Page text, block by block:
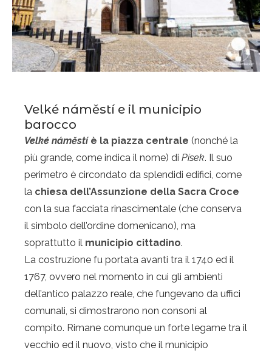
Velké náměstí e il municipio
barocco
Velké náměstíè la piazza centrale (nonché la
più grande, come indica il nome) di Písek. Il suo
perimetro è circondato da splendidi edifici, come
la chiesa dell’Assunzione della Sacra Croce
con la sua facciata rinascimentale (che conserva
il simbolo dell’ordine domenicano), ma
soprattutto il municipio cittadino.
La costruzione fu portata avanti tra il 1740 ed il
1767, ovvero nel momento in cui gli ambienti
dell’antico palazzo reale, che fungevano da uffici
comunali, si dimostrarono non consoni al
compito. Rimane comunque un forte legame tra il
vecchio ed il nuovo, visto che il municipio